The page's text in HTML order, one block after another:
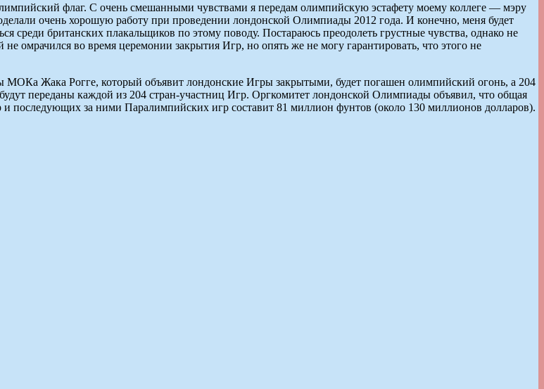
флаг. С очень смешанными чувствами я передам олимпийскую эстафету моему коллеге — мэру
очень хорошую работу при проведении лондонской Олимпиады 2012 года. И конечно, меня будет
среди британских плакальщиков по этому поводу. Постараюсь преодолеть грустные чувства, однако не
омрачился во время церемонии закрытия Игр, но опять же не могу гарантировать, что этого не
МОКа Жака Рогге, который объявит лондонские Игры закрытыми, будет погашен олимпийский огонь, а 204
переданы каждой из 204 стран-участниц Игр. Оргкомитет лондонской Олимпиады объявил, что общая
последующих за ними Паралимпийских игр составит 81 миллион фунтов (около 130 миллионов долларов).